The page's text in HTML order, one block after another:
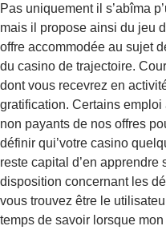
Pas uniquement il s’abîma
mais il propose ainsi du jeu
offre accommodée au sujet
du casino de trajectoire.
dont vous recevrez en
gratification. Certains
non payants de nos offres
définir qui’votre casino
reste capital d’en apprendre
disposition concernant les
vous trouvez être le
temps de savoir lorsque